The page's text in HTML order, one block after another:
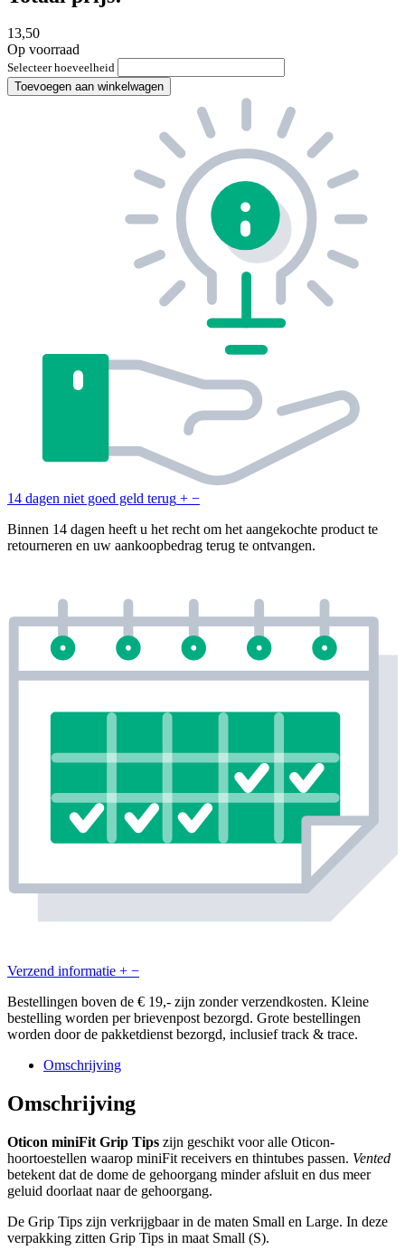
13,50
Op voorraad
Selecteer hoeveelheid
Toevoegen aan winkelwagen
14 dagen niet goed geld terug + −
Binnen 14 dagen heeft u het recht om het aangekochte product te
retourneren en uw aankoopbedrag terug te ontvangen.
Verzend informatie + −
Bestellingen boven de € 19,- zijn zonder verzendkosten. Kleine
bestelling worden per brievenpost bezorgd. Grote bestellingen
worden door de pakketdienst bezorgd, inclusief track & trace.
Omschrijving
Omschrijving
Oticon miniFit Grip Tips zijn geschikt voor alle Oticon-
hoortoestellen waarop miniFit receivers en thintubes passen. Vented
betekent dat de dome de gehoorgang minder afsluit en dus meer
geluid doorlaat naar de gehoorgang.
De Grip Tips zijn verkrijgbaar in de maten Small en Large. In deze
verpakking zitten Grip Tips in maat Small (S).